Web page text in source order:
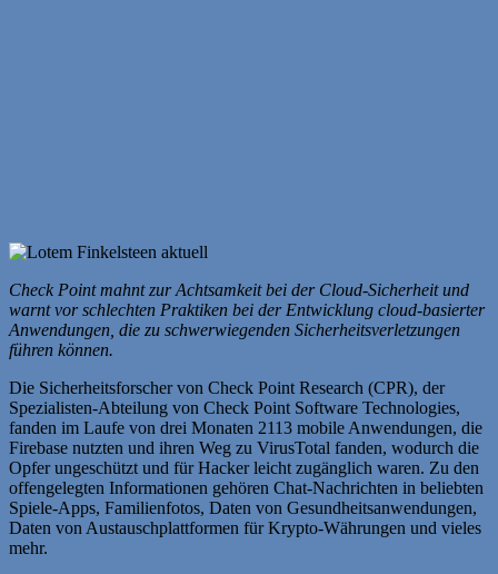
Check Point mahnt zur Achtsamkeit bei der Cloud-Sicherheit und
warnt vor schlechten Praktiken bei der Entwicklung cloud-basierter
Anwendungen, die zu schwerwiegenden Sicherheitsverletzungen
führen können.
Die Sicherheitsforscher von Check Point Research (CPR), der
Spezialisten-Abteilung von Check Point Software Technologies,
fanden im Laufe von drei Monaten 2113 mobile Anwendungen, die
Firebase nutzten und ihren Weg zu VirusTotal fanden, wodurch die
Opfer ungeschützt und für Hacker leicht zugänglich waren. Zu den
offengelegten Informationen gehören Chat-Nachrichten in beliebten
Spiele-Apps, Familienfotos, Daten von Gesundheitsanwendungen,
Daten von Austauschplattformen für Krypto-Währungen und vieles
mehr.